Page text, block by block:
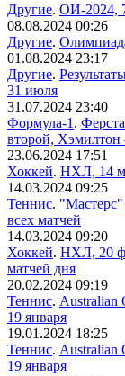
Другие. ОИ-2024, 7
08.08.2024 00:26
Другие.
01.08.2024 23:17
Другие.
31 июля
31.07.2024 23:40
Формула-1 .
второй, Хэмилтон
23.06.2024 17:51
Хоккей. НХЛ, 14
14.03.2024 09:25
Теннис. "Мастерс"
всех матчей
14.03.2024 09:20
Хоккей. НХЛ, 20
матчей дня
20.02.2024 09:19
Теннис. Australian
19 января
19.01.2024 18:25
Теннис. Australian
19 января